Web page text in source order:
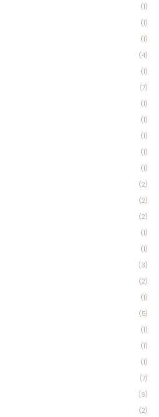
(1)
(1)
(1)
(4)
(1)
(7)
(1)
(1)
(1)
(1)
(1)
(2)
(2)
(2)
(1)
(1)
(3)
(2)
(1)
(5)
(1)
(1)
(1)
(7)
(6)
(2)